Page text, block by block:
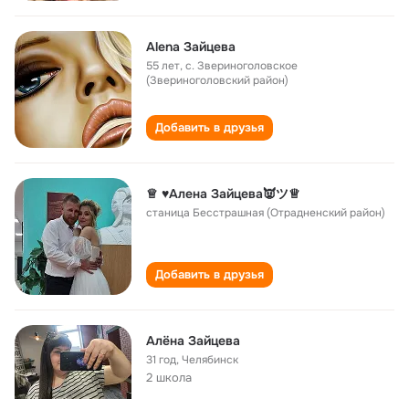
Alena Зайцева
55 лет,с. Звериноголовское
(Звериноголовский район)
Добавить в друзья
♕ ♥Алена Зайцева👿ツ♕
станица Бесстрашная (Отрадненский район)
Добавить в друзья
Алёна Зайцева
31 год,Челябинск
2 школа